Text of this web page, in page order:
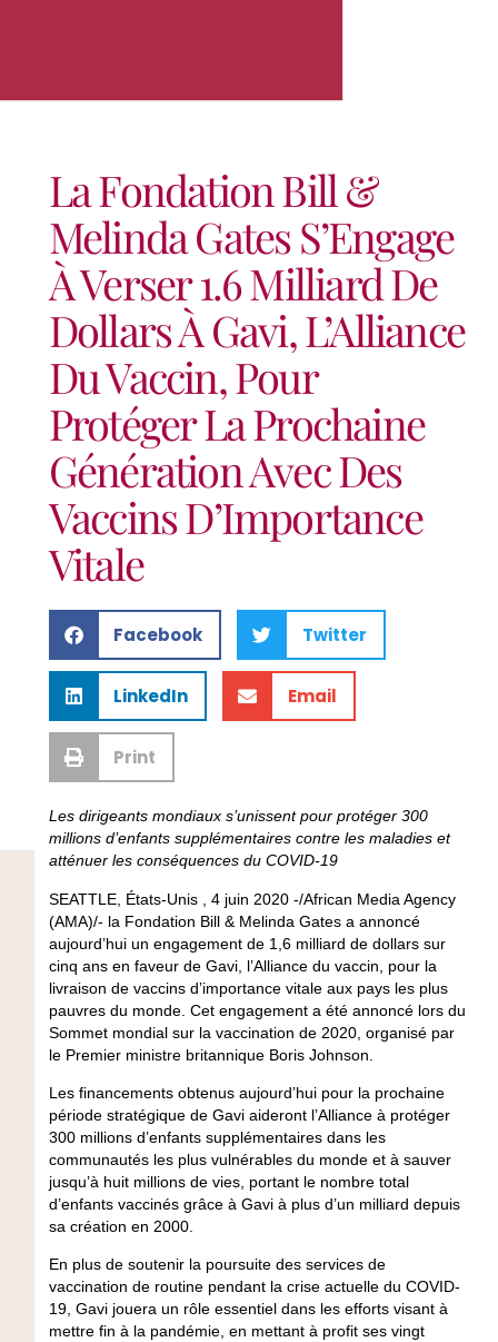
La Fondation Bill &
Melinda Gates S’Engage
À Verser 1.6 Milliard De
Dollars À Gavi, L’Alliance
Du Vaccin, Pour
Protéger La Prochaine
Génération Avec Des
Vaccins D’Importance
Vitale
Facebook Twitter
LinkedIn Email
Print
Les dirigeants mondiaux s’unissent pour protéger 300
millions d’enfants supplémentaires contre les maladies et
atténuer les conséquences du COVID-19
SEATTLE, États-Unis , 4 juin 2020 -/African Media Agency
(AMA)/- la Fondation Bill & Melinda Gates a annoncé
aujourd’hui un engagement de 1,6 milliard de dollars sur
cinq ans en faveur de Gavi, l’Alliance du vaccin, pour la
livraison de vaccins d’importance vitale aux pays les plus
pauvres du monde. Cet engagement a été annoncé lors du
Sommet mondial sur la vaccination de 2020, organisé par
le Premier ministre britannique Boris Johnson.
Les financements obtenus aujourd’hui pour la prochaine
période stratégique de Gavi aideront l’Alliance à protéger
300 millions d’enfants supplémentaires dans les
communautés les plus vulnérables du monde et à sauver
jusqu’à huit millions de vies, portant le nombre total
d’enfants vaccinés grâce à Gavi à plus d’un milliard depuis
sa création en 2000.
En plus de soutenir la poursuite des services de
vaccination de routine pendant la crise actuelle du COVID-
19, Gavi jouera un rôle essentiel dans les efforts visant à
mettre fin à la pandémie, en mettant à profit ses vingt